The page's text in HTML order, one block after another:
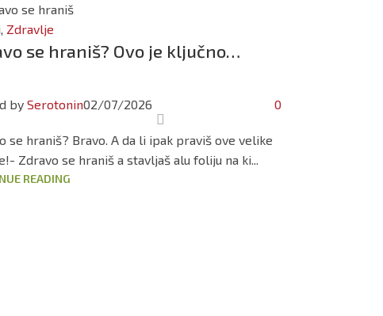
, Zdravlje
se hraniš? Ovo je ključno…
by Serotonin02/07/2026 0
se hraniš? Bravo. A da li ipak praviš ove velike
Zdravo se hraniš a stavljaš alu foliju na ki...
READING